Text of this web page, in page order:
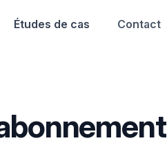
Études de cas Contact